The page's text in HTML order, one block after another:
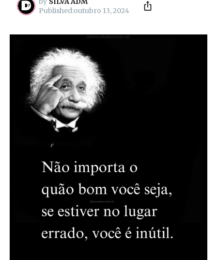
outubro 13, 2024